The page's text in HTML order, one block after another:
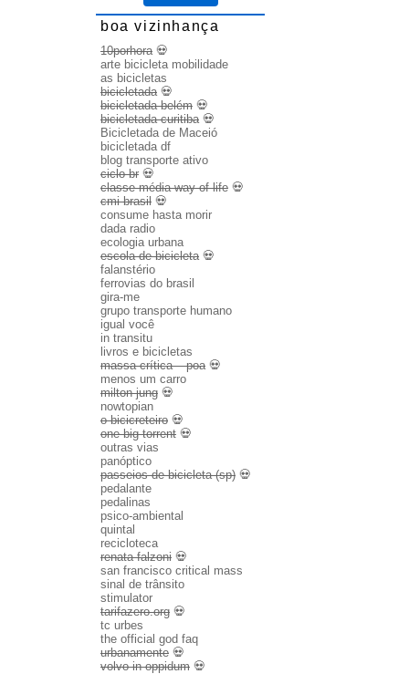
boa vizinhança
10porhora💀
arte bicicleta mobilidade
as bicicletas
bicicletada💀
bicicletada belém 💀
bicicletada curitiba💀
Bicicletada de Maceió
bicicletada df
blog transporte ativo
ciclo br 💀
classe média way of life 💀
cmi brasil 💀
consume hasta morir
dada radio
ecologia urbana
escola de bicicleta💀
falanstério
ferrovias do brasil
gira-me
grupo transporte humano
igual você
in transitu
livros e bicicletas
massa crítica – poa💀
menos um carro
milton jung 💀
nowtopian
o bicicreteiro 💀
one big torrent 💀
outras vias
panóptico
passeios de bicicleta (sp) 💀
pedalante
pedalinas
psico-ambiental
quintal
recicloteca
renata falzoni 💀
san francisco critical mass
sinal de trânsito
stimulator
tarifazero.org 💀
tc urbes
the official god faq
urbanamente 💀
volvo in oppidum 💀